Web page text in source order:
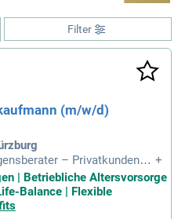
Filter
(m/w/d)
– Privatkunden
Vertriebsteams der Zukun
und Würzburg. Deine Haup
Beratung, bei der du
+
| Betriebliche Altersvorsorge
Balance | Flexible